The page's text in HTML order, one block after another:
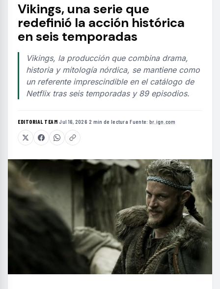
Vikings, una serie que
redefinió la acción histórica
en seis temporadas
Vikings, la producción que combina drama,
historia y mitología nórdica, se mantiene como
un referente imprescindible en el catálogo de
Netflix tras seis temporadas y 89 episodios.
EDITORIAL TEAM·Jul 16, 2026·2 min de lectura·Fuente: br.ign.com